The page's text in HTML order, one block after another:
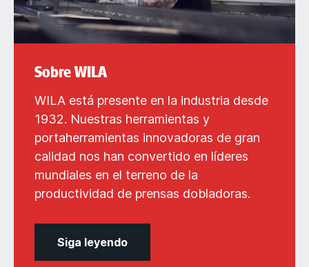
Sobre WILA
WILA está presente en la industria desde
1932. Nuestras herramientas y
portaherramientas innovadoras de gran
calidad nos han convertido en líderes
mundiales en el terreno de la
productividad de prensas dobladoras.
Siga leyendo